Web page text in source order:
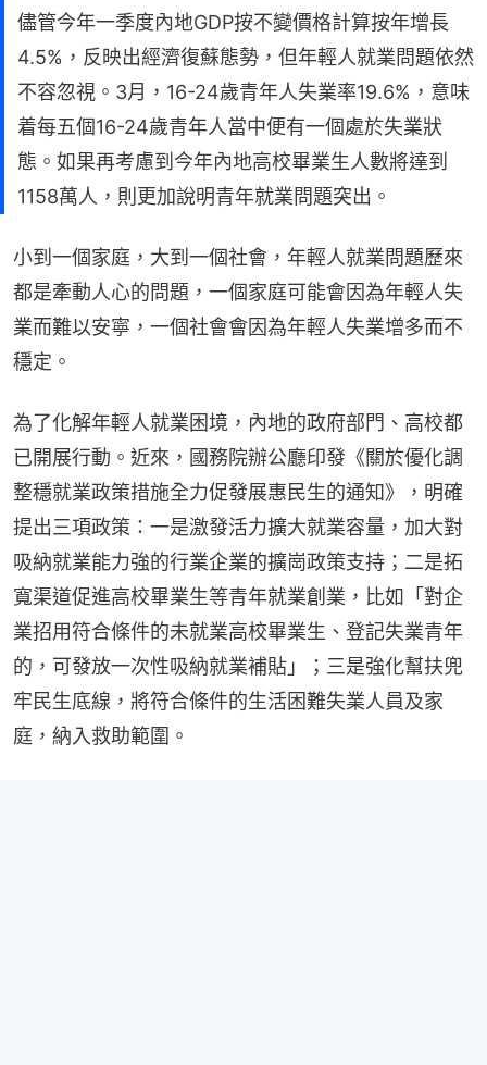
儘管今年一季度內地GDP按不變價格計算按年增長
4.5%，反映出經濟復蘇態勢，但年輕人就業問題依然
不容忽視。3月，16-24歲青年人失業率19.6%，意味
着每五個16-24歲青年人當中便有一個處於失業狀
態。如果再考慮到今年內地高校畢業生人數將達到
1158萬人，則更加說明青年就業問題突出。
小到一個家庭，大到一個社會，年輕人就業問題歷來
都是牽動人心的問題，一個家庭可能會因為年輕人失
業而難以安寧，一個社會會因為年輕人失業增多而不
穩定。
為了化解年輕人就業困境，內地的政府部門、高校都
已開展行動。近來，國務院辦公廳印發《關於優化調
整穩就業政策措施全力促發展惠民生的通知》，明確
提出三項政策：一是激發活力擴大就業容量，加大對
吸納就業能力強的行業企業的擴崗政策支持；二是拓
寬渠道促進高校畢業生等青年就業創業，比如「對企
業招用符合條件的未就業高校畢業生、登記失業青年
的，可發放一次性吸納就業補貼」；三是強化幫扶兜
牢民生底線，將符合條件的生活困難失業人員及家
庭，納入救助範圍。